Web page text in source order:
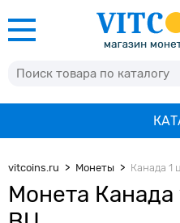
vitcoins.ru Монеты Канада 1
Монета Канада